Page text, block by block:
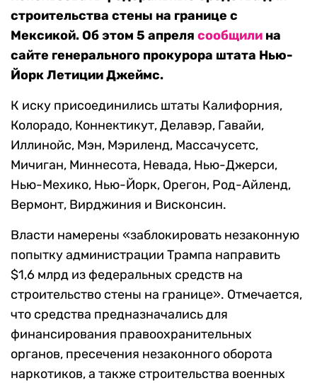
строительства стены на границе с
Мексикой. Об этом 5 апреля сообщили на
сайте генерального прокурора штата Нью-
Йорк Летиции Джеймс.
К иску присоединились штаты Калифорния,
Колорадо, Коннектикут, Делавэр, Гавайи,
Иллинойс, Мэн, Мэриленд, Массачусетс,
Мичиган, Миннесота, Невада, Нью-Джерси,
Нью-Мехико, Нью-Йорк, Орегон, Род-Айленд,
Вермонт, Вирджиния и Висконсин.
Власти намерены «заблокировать незаконную
попытку администрации Трампа направить
$1,6 млрд из федеральных средств на
строительство стены на границе». Отмечается,
что средства предназначались для
финансирования правоохранительных
органов, пресечения незаконного оборота
наркотиков, а также строительства военных